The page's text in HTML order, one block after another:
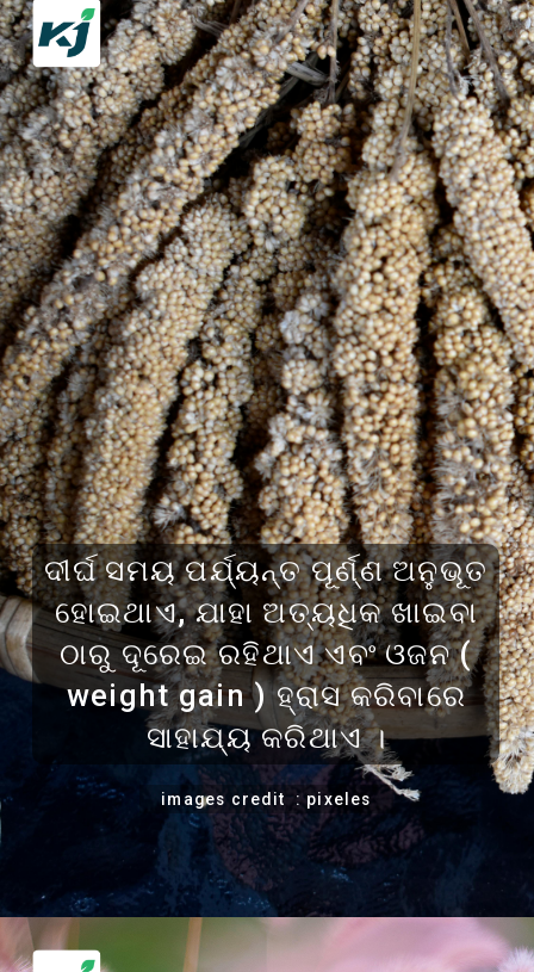
ଦୀର୍ଘ ସମୟ ପର୍ଯ୍ୟନ୍ତ ପୂର୍ଣ୍ଣ ଅନୁଭୂତ
ହୋଇଥାଏ, ଯାହା ଅତ୍ୟଧିକ ଖାଇବା
ଠାରୁ ଦୂରେଇ ରହିଥାଏ ଏବଂ ଓଜନ (
weight gain ) ହ୍ରାସ କରିବାରେ
ସାହାଯ୍ୟ କରିଥାଏ ।
images credit : pixeles